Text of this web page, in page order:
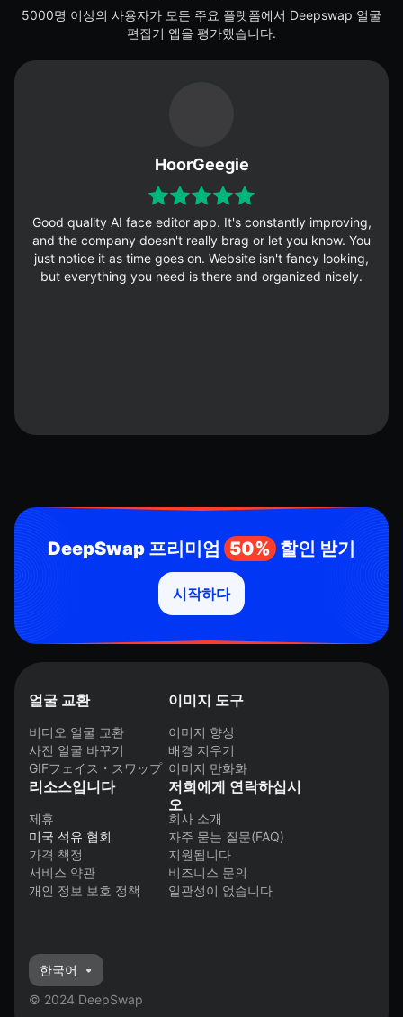
5000명 이상의 사용자가 모든 주요 플랫폼에서 Deepswap 얼굴
편집기 앱을 평가했습니다.
HoorGeegie
Good quality AI face editor app. It's constantly improving,
and the company doesn't really brag or let you know. You
just notice it as time goes on. Website isn't fancy looking,
but everything you need is there and organized nicely.
DeepSwap 프리미엄 50% 할인 받기
시작하다
얼굴 교환
비디오 얼굴 교환
사진 얼굴 바꾸기
GIFフェイス・スワップ
이미지 도구
이미지 향상
배경 지우기
이미지 만화화
리소스입니다
제휴
미국 석유 협회
가격 책정
서비스 약관
개인 정보 보호 정책
저희에게 연락하십시
오
회사 소개
자주 묻는 질문(FAQ)
지원됩니다
비즈니스 문의
일관성이 없습니다
© 2024 DeepSwap
한국어